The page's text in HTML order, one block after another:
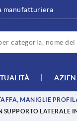
manufatturiera
MANIGLIE
LATERALE